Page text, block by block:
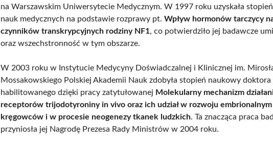
na Warszawskim Uniwersytecie Medycznym. W 1997 roku uzyskała
nauk medycznych na podstawie rozprawy pt.Wpływ hormonów tarczycy
czynników transkrypcyjnych rodziny NF1, co potwierdziło jej badawcze
oraz wszechstronność w tym obszarze.
W 2003 roku w Instytucie Medycyny Doświadczalnej i Klinicznej im.
Mossakowskiego Polskiej Akademii Nauk zdobyła stopień naukowy doktora
habilitowanego dzięki pracy zatytułowanej Molekularny mechanizm
receptorów trijodotyroniny in vivo oraz ich udział w rozwoju embrionalnym
kręgowców i w procesie neogenezy tkanek ludzkich. Ta znacząca praca
przyniosła jej Nagrodę Prezesa Rady Ministrów w 2004 roku.